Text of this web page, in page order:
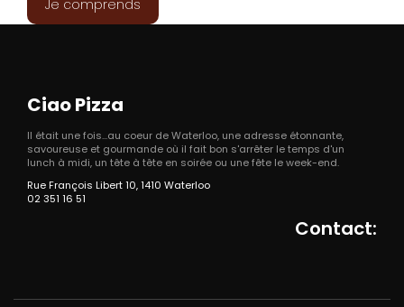
Je comprends
Ciao Pizza
Il était une fois...au coeur de Waterloo, une adresse étonnante,
savoureuse et gourmande où il fait bon s'arrêter le temps d'un
lunch à midi, un tête à tête en soirée ou une fête le week-end.
Rue François Libert 10, 1410 Waterloo
02 351 16 51
Contact: